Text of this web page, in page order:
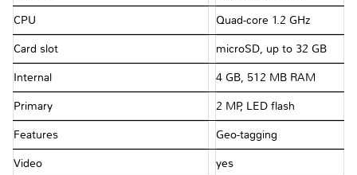
CPU Quad-core 1.2 GHz
Card slot microSD, up to 32 GB
Internal 4 GB, 512 MB RAM
Primary 2 MP, LED flash
Features Geo-tagging
Video yes